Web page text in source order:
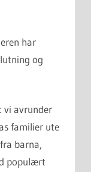
har
og
vi avrunder
familier ute
barna,
populært